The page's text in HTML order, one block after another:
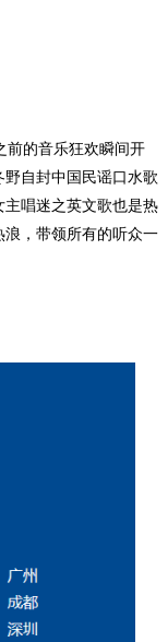
的音乐狂欢瞬间开
自封中国民谣口水歌
唱迷之英文歌也是热
，带领所有的听众一